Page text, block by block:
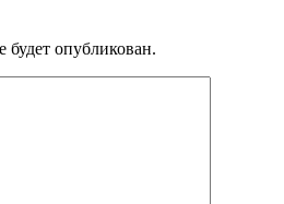
опубликован.